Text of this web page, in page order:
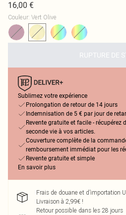
16,00 €
Couleur: Vert Olive
RUPTURE DE
Sublimez votre expérience
Prolongation de retour de 14 jours
Indemnisation de 5 € par jour de
Revente gratuite et facile - récupérez
seconde vie à vos articles.
Couverture complète de la
remboursement immédiat pour les
Revente gratuite et simple
En savoir plus
Frais de douane et d’importation
Livraison à 2,99€ !
Retour possible dans les 28 jours